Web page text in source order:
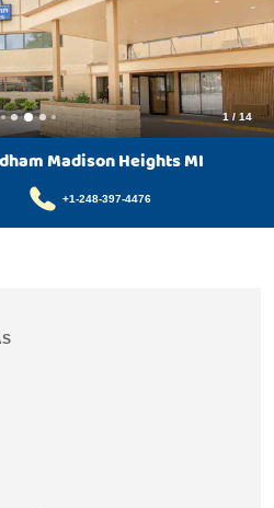
1/14
Madison Heights MI
+1-248-397-4476